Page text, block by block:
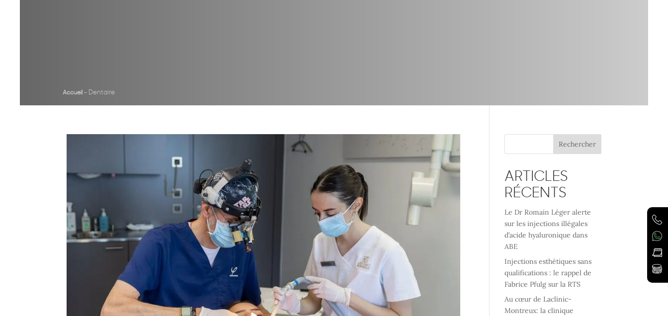
Accueil - Dentaire
Rechercher
ARTICLES
RÉCENTS
Le Dr Romain Léger alerte
sur les injections illégales
d’acide hyaluronique dans
ABE
Injections esthétiques sans
qualifications : le rappel de
Fabrice Pfulg sur la RTS
Au cœur de Laclinic-
Montreux: la clinique